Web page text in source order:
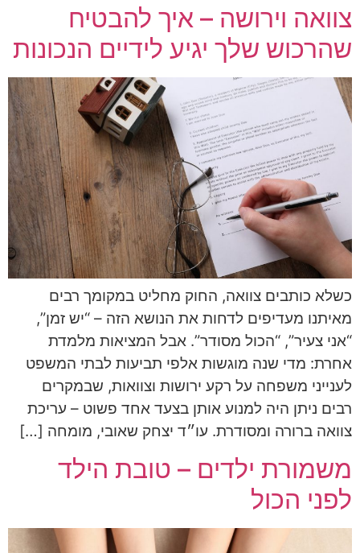
צוואה וירושה – איך להבטיח
שהרכוש שלך יגיע לידיים הנכונות
כשלא כותבים צוואה, החוק מחליט במקומך רבים
מאיתנו מעדיפים לדחות את הנושא הזה – “יש זמן”,
“אני צעיר”, “הכול מסודר”. אבל המציאות מלמדת
אחרת: מדי שנה מוגשות אלפי תביעות לבתי המשפט
לענייני משפחה על רקע ירושות וצוואות, שבמקרים
רבים ניתן היה למנוע אותן בצעד אחד פשוט – עריכת
צוואה ברורה ומסודרת. עו״ד יצחק שאובי, מומחה […]
משמורת ילדים – טובת הילד
לפני הכול